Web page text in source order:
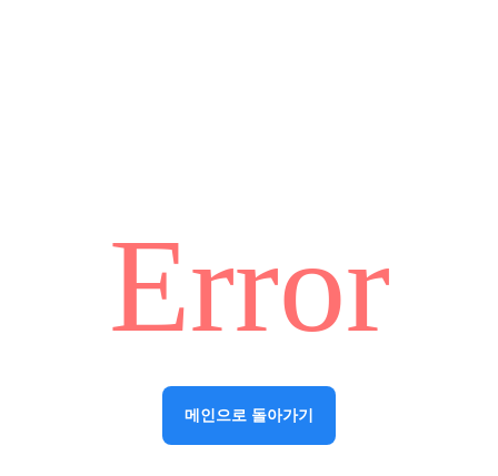
Error
메인으로 돌아가기